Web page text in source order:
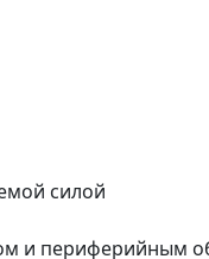
силой
и периферийным